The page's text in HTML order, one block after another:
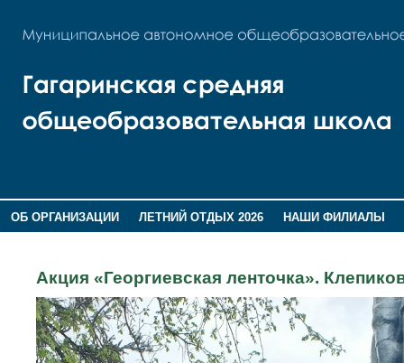
ОБ ОРГАНИЗАЦИИ ЛЕТНИЙ ОТДЫХ 2026
НАШИ ФИЛИАЛЫ
Акция «Георгиевская ленточка».